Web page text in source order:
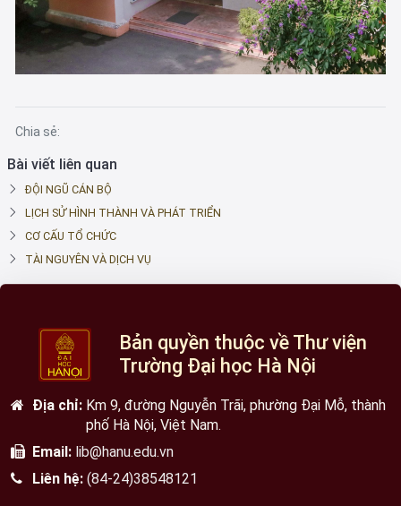
Chia sẻ:
Bài viết liên quan
ĐỘI NGŨ CÁN BỘ
LỊCH SỬ HÌNH THÀNH VÀ PHÁT TRIỂN
CƠ CẤU TỔ CHỨC
TÀI NGUYÊN VÀ DỊCH VỤ
Bản quyền thuộc về Thư viện
Trường Đại học Hà Nội
Địa chỉ: Km 9, đường Nguyễn Trãi, phường Đại Mỗ, thành
phố Hà Nội, Việt Nam.
Email: lib@hanu.edu.vn
Liên hệ: (84-24)38548121